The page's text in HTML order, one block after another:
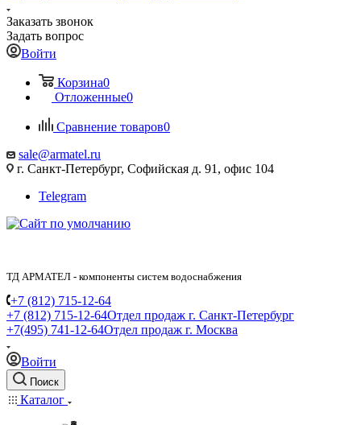
Заказать звонок
Задать вопрос
Войти
Корзина0
Отложенные0
Сравнение товаров0
sale@armatel.ru
г. Санкт-Петербург, Софийская д. 91, офис 104
Telegram
ТД АРМАТЕЛ - компоненты систем водоснабжения
+7 (812) 715-12-64
+7 (812) 715-12-64Отдел продаж г. Санкт-Петербург
+7(495) 741-12-64Отдел продаж г. Москва
Войти
Поиск
Каталог